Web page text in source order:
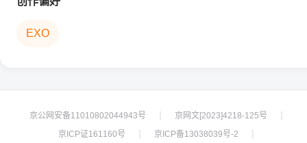
EXO
京公网安备11010802044943号 ┊ 京网文[2023]4218-125号
┊
京ICP证161160号
┊ 京ICP备13038039号-2
┊